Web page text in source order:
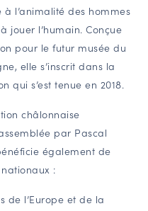
l’animalité des hommes
jouer l’humain. Conçue
pour le futur musée du
elle s’inscrit dans la
qui s’est tenue en 2018.
châlonnaise
par Pascal
également de
:
de l’Europe et de la